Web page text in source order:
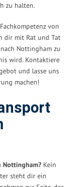
zu halten.
von
dir mit Rat und Tat
Nottingham zu
wird. Kontaktiere
und lasse uns
machen!
Nottingham? Kein
steht dir ein